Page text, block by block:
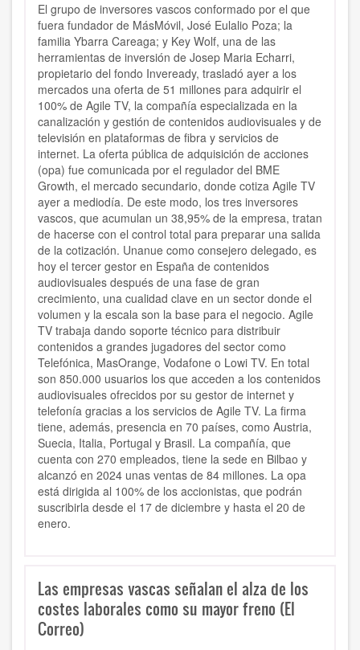
El grupo de inversores vascos conformado por el que
fuera fundador de MásMóvil, José Eulalio Poza; la
familia Ybarra Careaga; y Key Wolf, una de las
herramientas de inversión de Josep Maria Echarri,
propietario del fondo Inveready, trasladó ayer a los
mercados una oferta de 51 millones para adquirir el
100% de Agile TV, la compañía especializada en la
canalización y gestión de contenidos audiovisuales y de
televisión en plataformas de fibra y servicios de
internet. La oferta pública de adquisición de acciones
(opa) fue comunicada por el regulador del BME
Growth, el mercado secundario, donde cotiza Agile TV
ayer a mediodía. De este modo, los tres inversores
vascos, que acumulan un 38,95% de la empresa, tratan
de hacerse con el control total para preparar una salida
de la cotización. Unanue como consejero delegado, es
hoy el tercer gestor en España de contenidos
audiovisuales después de una fase de gran
crecimiento, una cualidad clave en un sector donde el
volumen y la escala son la base para el negocio. Agile
TV trabaja dando soporte técnico para distribuir
contenidos a grandes jugadores del sector como
Telefónica, MasOrange, Vodafone o Lowi TV. En total
son 850.000 usuarios los que acceden a los contenidos
audiovisuales ofrecidos por su gestor de internet y
telefonía gracias a los servicios de Agile TV. La firma
tiene, además, presencia en 70 países, como Austria,
Suecia, Italia, Portugal y Brasil. La compañía, que
cuenta con 270 empleados, tiene la sede en Bilbao y
alcanzó en 2024 unas ventas de 84 millones. La opa
está dirigida al 100% de los accionistas, que podrán
suscribirla desde el 17 de diciembre y hasta el 20 de
enero.
Las empresas vascas señalan el alza de los
costes laborales como su mayor freno (El
Correo)